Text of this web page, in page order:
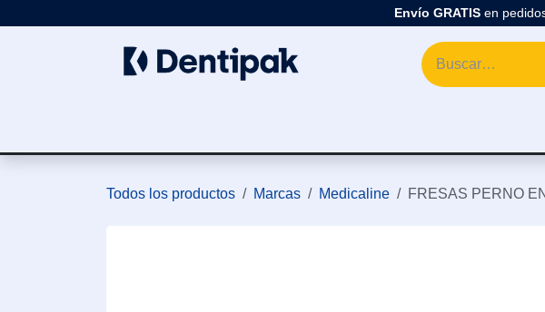
Envío GRATIS en
Todos los productos Marcas Medicaline FRESAS PERNO